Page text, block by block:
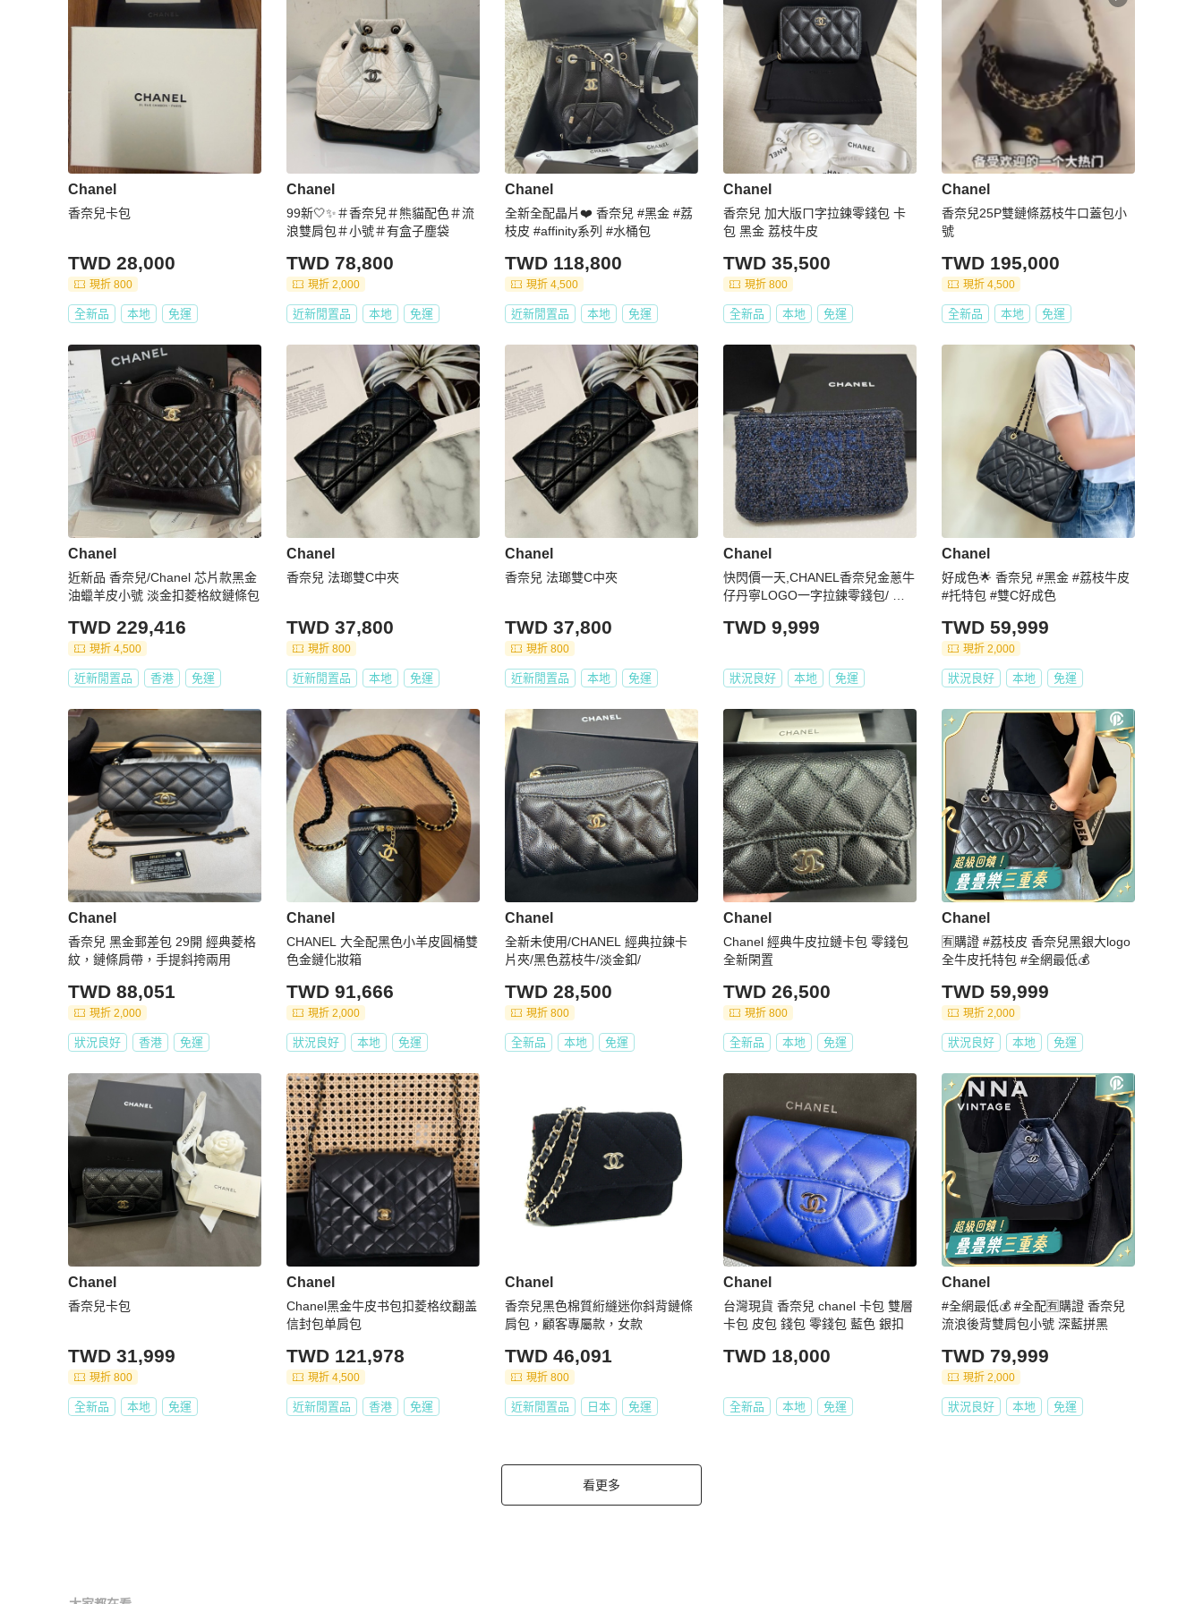
Chanel
香奈兒卡包
TWD 28,000
現折 800
全新品 本地 免運
Chanel
99新🤍✨＃香奈兒＃熊貓配色＃流
浪雙肩包＃小號＃有盒子塵袋
TWD 78,800
現折 2,000
近新閒置品 本地 免運
Chanel
全新全配晶片❤️ 香奈兒 #黑金 #荔
枝皮 #affinity系列 #水桶包
TWD 118,800
現折 4,500
近新閒置品 本地 免運
Chanel
香奈兒 加大版ㄇ字拉鍊零錢包 卡
包 黑金 荔枝牛皮
TWD 35,500
現折 800
全新品 本地 免運
Chanel
香奈兒25P雙鏈條荔枝牛口蓋包小
號
TWD 195,000
現折 4,500
全新品 本地 免運
Chanel
近新品 香奈兒/Chanel 芯片款黑金
油蠟羊皮小號 淡金扣菱格紋鏈條包
TWD 229,416
現折 4,500
近新閒置品 香港 免運
Chanel
香奈兒 法瑯雙C中夾
TWD 37,800
現折 800
近新閒置品 本地 免運
Chanel
香奈兒 法瑯雙C中夾
TWD 37,800
現折 800
近新閒置品 本地 免運
Chanel
快閃價一天,CHANEL香奈兒金蔥牛
仔丹寧LOGO一字拉鍊零錢包/ 卡
TWD 9,999
狀況良好 本地 免運
Chanel
好成色🌟 香奈兒 #黑金 #荔枝牛皮
#托特包 #雙C好成色
TWD 59,999
現折 2,000
狀況良好 本地 免運
Chanel
香奈兒 黑金郵差包 29開 經典菱格
紋，鏈條肩帶，手提斜挎兩用
TWD 88,051
現折 2,000
狀況良好 香港 免運
Chanel
CHANEL 大全配黑色小羊皮圓桶雙
色金鏈化妝箱
TWD 91,666
現折 2,000
狀況良好 本地 免運
Chanel
全新未使用/CHANEL 經典拉鍊卡
片夾/黑色荔枝牛/淡金釦/
TWD 28,500
現折 800
全新品 本地 免運
Chanel
Chanel 經典牛皮拉鏈卡包 零錢包
全新閑置
TWD 26,500
現折 800
全新品 本地 免運
Chanel
🈶購證 #荔枝皮 香奈兒黑銀大logo
全牛皮托特包 #全網最低💰
TWD 59,999
現折 2,000
狀況良好 本地 免運
Chanel
香奈兒卡包
TWD 31,999
現折 800
全新品 本地 免運
Chanel
Chanel黑金牛皮书包扣菱格纹翻盖
信封包单肩包
TWD 121,978
現折 4,500
近新閒置品 香港 免運
Chanel
香奈兒黑色棉質絎縫迷你斜背鏈條
肩包，顧客專屬款，女款
TWD 46,091
現折 800
近新閒置品 日本 免運
Chanel
台灣現貨 香奈兒 chanel 卡包 雙層
卡包 皮包 錢包 零錢包 藍色 銀扣
TWD 18,000
全新品 本地 免運
Chanel
#全網最低💰 #全配🈶購證 香奈兒
流浪後背雙肩包小號 深藍拼黑
TWD 79,999
現折 2,000
狀況良好 本地 免運
看更多